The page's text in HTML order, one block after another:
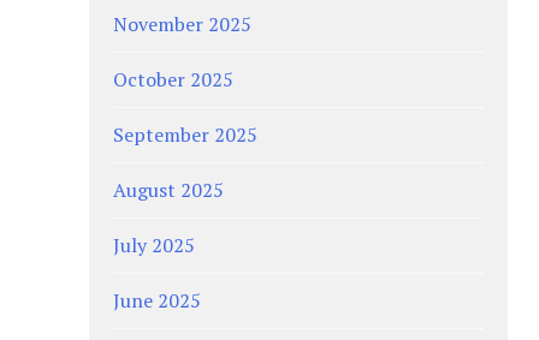
November 2025
October 2025
September 2025
August 2025
July 2025
June 2025